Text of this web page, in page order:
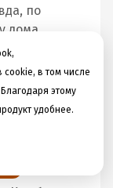
cookie, в том числе
этому
удобнее.
по
дома
Тани
эти так
не